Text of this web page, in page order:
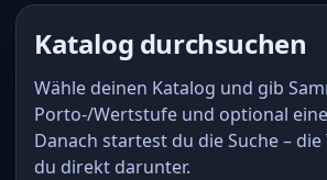
Katalog durchsuchen
Wähle deinen Katalog und gib
Porto-/Wertstufe und optional
Danach startest du die Suche –
du direkt darunter.